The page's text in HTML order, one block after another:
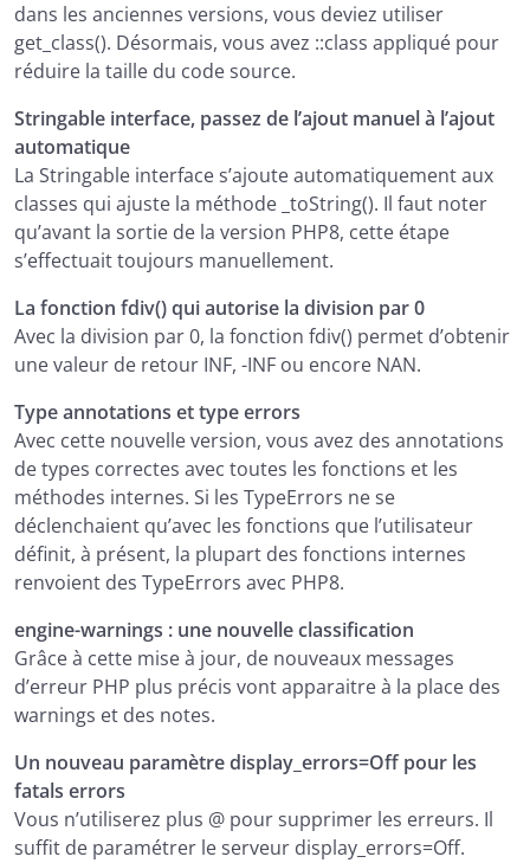
dans les anciennes versions, vous deviez utiliser
get_class(). Désormais, vous avez ::class appliqué pour
réduire la taille du code source.
Stringable interface, passez de l’ajout manuel à l’ajout
automatique
La Stringable interface s’ajoute automatiquement aux
classes qui ajuste la méthode _toString(). Il faut noter
qu’avant la sortie de la version PHP8, cette étape
s’effectuait toujours manuellement.
La fonction fdiv() qui autorise la division par 0
Avec la division par 0, la fonction fdiv() permet d’obtenir
une valeur de retour INF, -INF ou encore NAN.
Type annotations et type errors
Avec cette nouvelle version, vous avez des annotations
de types correctes avec toutes les fonctions et les
méthodes internes. Si les TypeErrors ne se
déclenchaient qu’avec les fonctions que l’utilisateur
définit, à présent, la plupart des fonctions internes
renvoient des TypeErrors avec PHP8.
engine-warnings : une nouvelle classification
Grâce à cette mise à jour, de nouveaux messages
d’erreur PHP plus précis vont apparaitre à la place des
warnings et des notes.
Un nouveau paramètre display_errors=Off pour les
fatals errors
Vous n’utiliserez plus @ pour supprimer les erreurs. Il
suffit de paramétrer le serveur display_errors=Off.